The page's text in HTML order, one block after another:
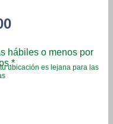
hábiles o menos por
ubicación es lejana para las